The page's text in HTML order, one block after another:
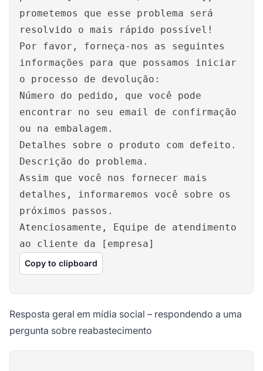
prometemos que esse problema será
resolvido o mais rápido possível!
Por favor, forneça-nos as seguintes
informações para que possamos iniciar
o processo de devolução:
Número do pedido, que você pode
encontrar no seu email de confirmação
ou na embalagem.
Detalhes sobre o produto com defeito.
Descrição do problema.
Assim que você nos fornecer mais
detalhes, informaremos você sobre os
próximos passos.
Atenciosamente, Equipe de atendimento
ao cliente da [empresa]
Copy to clipboard
Resposta geral em mídia social – respondendo a uma
pergunta sobre reabastecimento